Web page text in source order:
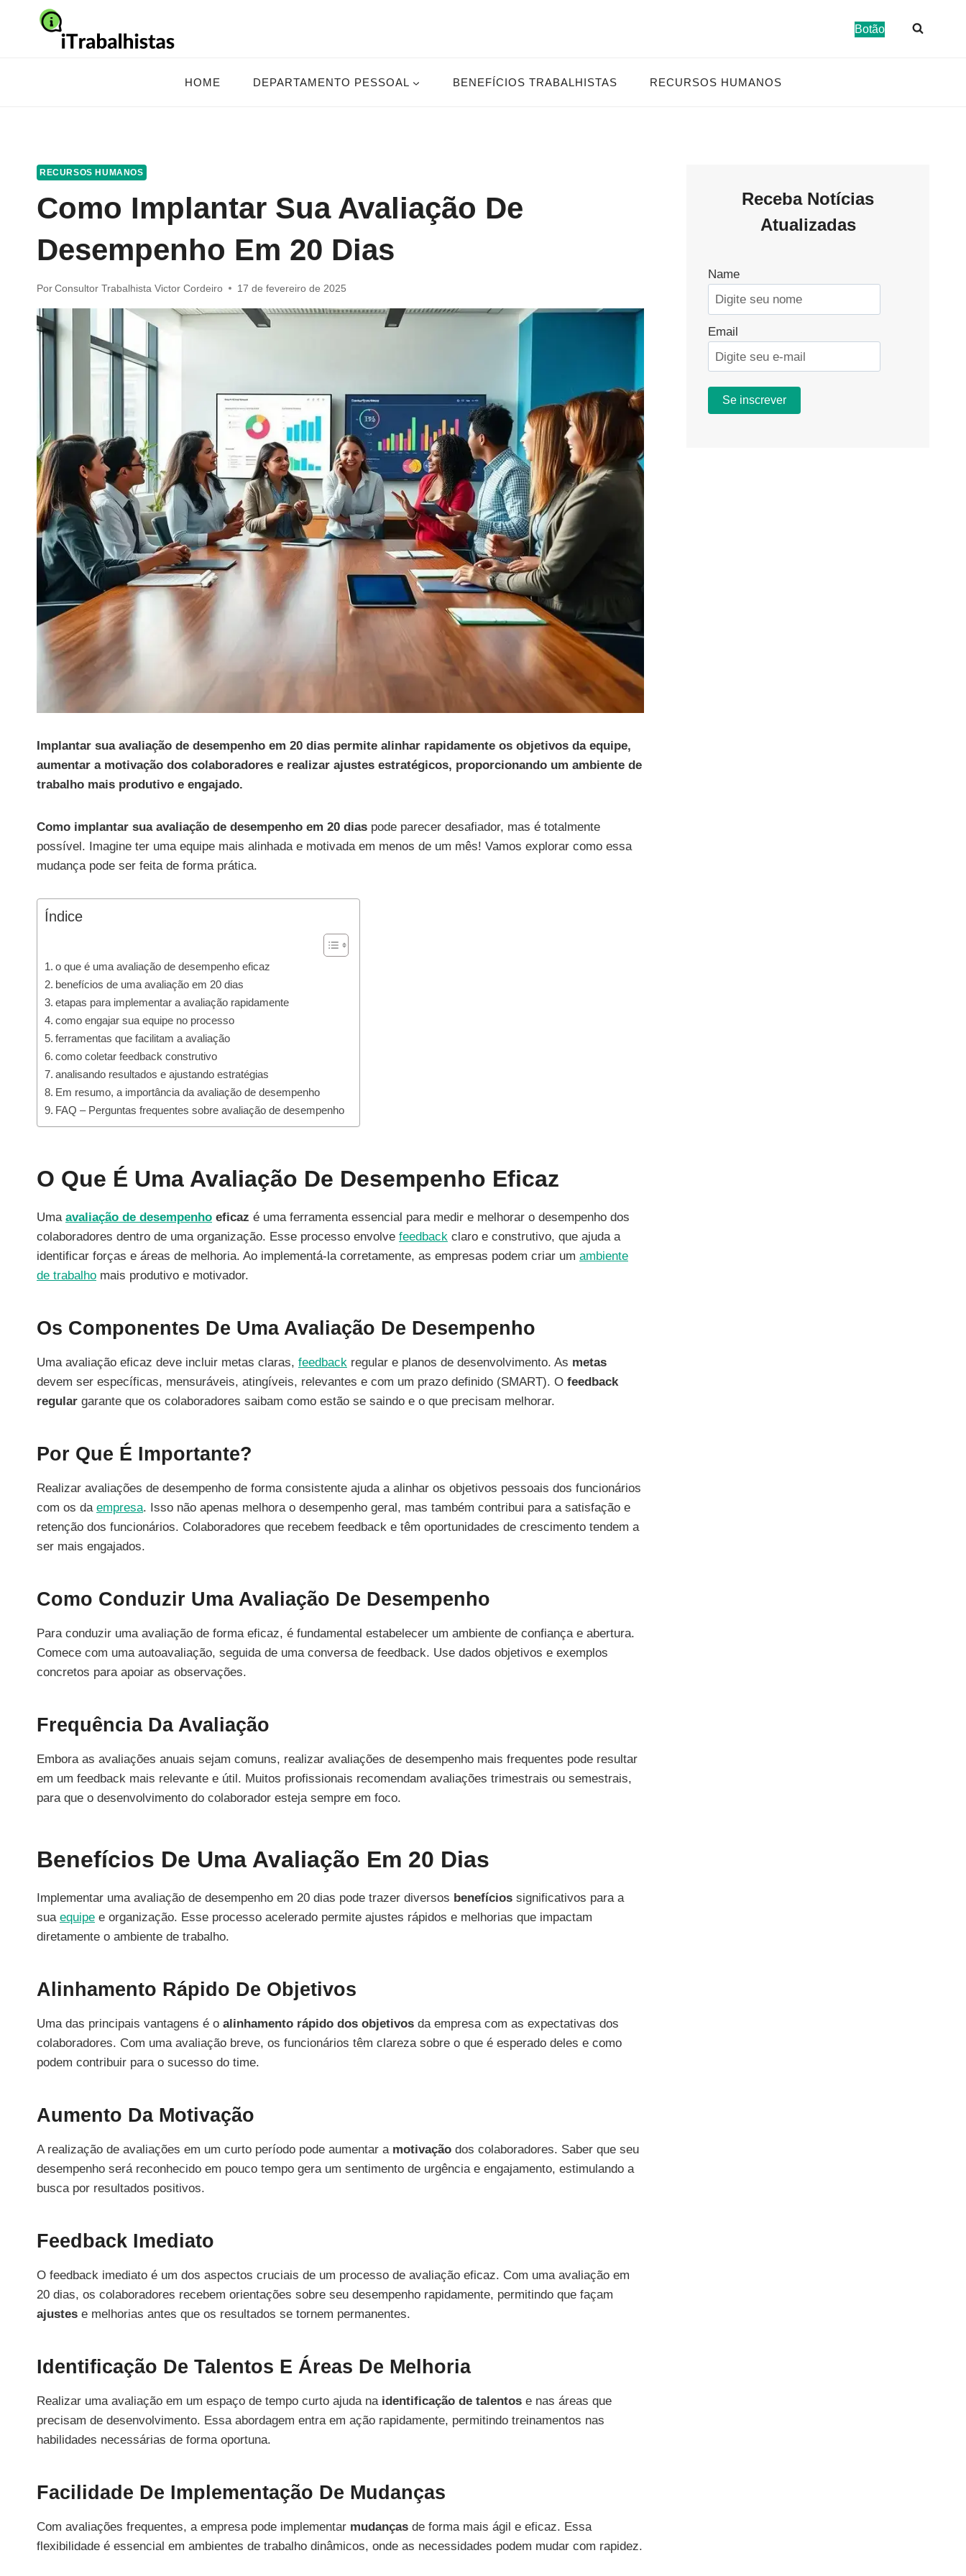
Botão
HOME DEPARTAMENTO PESSOAL BENEFÍCIOS TRABALHISTAS RECURSOS HUMANOS
RECURSOS HUMANOS
Como Implantar Sua Avaliação De
Desempenho Em 20 Dias
Por Consultor Trabalhista Victor Cordeiro 17 de fevereiro de 2025
Implantar sua avaliação de desempenho em 20 dias permite alinhar rapidamente os objetivos da equipe,
aumentar a motivação dos colaboradores e realizar ajustes estratégicos, proporcionando um ambiente de
trabalho mais produtivo e engajado.
Como implantar sua avaliação de desempenho em 20 dias pode parecer desafiador, mas é totalmente
possível. Imagine ter uma equipe mais alinhada e motivada em menos de um mês! Vamos explorar como essa
mudança pode ser feita de forma prática.
Índice
o que é uma avaliação de desempenho eficaz
benefícios de uma avaliação em 20 dias
etapas para implementar a avaliação rapidamente
como engajar sua equipe no processo
ferramentas que facilitam a avaliação
como coletar feedback construtivo
analisando resultados e ajustando estratégias
Em resumo, a importância da avaliação de desempenho
FAQ – Perguntas frequentes sobre avaliação de desempenho
O Que É Uma Avaliação De Desempenho Eficaz
Uma avaliação de desempenho eficaz é uma ferramenta essencial para medir e melhorar o desempenho dos
colaboradores dentro de uma organização. Esse processo envolve feedback claro e construtivo, que ajuda a
identificar forças e áreas de melhoria. Ao implementá-la corretamente, as empresas podem criar um ambiente
de trabalho mais produtivo e motivador.
Os Componentes De Uma Avaliação De Desempenho
Uma avaliação eficaz deve incluir metas claras, feedback regular e planos de desenvolvimento. As metas
devem ser específicas, mensuráveis, atingíveis, relevantes e com um prazo definido (SMART). O feedback
regular garante que os colaboradores saibam como estão se saindo e o que precisam melhorar.
Por Que É Importante?
Realizar avaliações de desempenho de forma consistente ajuda a alinhar os objetivos pessoais dos funcionários
com os da empresa. Isso não apenas melhora o desempenho geral, mas também contribui para a satisfação e
retenção dos funcionários. Colaboradores que recebem feedback e têm oportunidades de crescimento tendem a
ser mais engajados.
Como Conduzir Uma Avaliação De Desempenho
Para conduzir uma avaliação de forma eficaz, é fundamental estabelecer um ambiente de confiança e abertura.
Comece com uma autoavaliação, seguida de uma conversa de feedback. Use dados objetivos e exemplos
concretos para apoiar as observações.
Frequência Da Avaliação
Embora as avaliações anuais sejam comuns, realizar avaliações de desempenho mais frequentes pode resultar
em um feedback mais relevante e útil. Muitos profissionais recomendam avaliações trimestrais ou semestrais,
para que o desenvolvimento do colaborador esteja sempre em foco.
Benefícios De Uma Avaliação Em 20 Dias
Implementar uma avaliação de desempenho em 20 dias pode trazer diversos benefícios significativos para a
sua equipe e organização. Esse processo acelerado permite ajustes rápidos e melhorias que impactam
diretamente o ambiente de trabalho.
Alinhamento Rápido De Objetivos
Uma das principais vantagens é o alinhamento rápido dos objetivos da empresa com as expectativas dos
colaboradores. Com uma avaliação breve, os funcionários têm clareza sobre o que é esperado deles e como
podem contribuir para o sucesso do time.
Aumento Da Motivação
A realização de avaliações em um curto período pode aumentar a motivação dos colaboradores. Saber que seu
desempenho será reconhecido em pouco tempo gera um sentimento de urgência e engajamento, estimulando a
busca por resultados positivos.
Feedback Imediato
O feedback imediato é um dos aspectos cruciais de um processo de avaliação eficaz. Com uma avaliação em
20 dias, os colaboradores recebem orientações sobre seu desempenho rapidamente, permitindo que façam
ajustes e melhorias antes que os resultados se tornem permanentes.
Identificação De Talentos E Áreas De Melhoria
Realizar uma avaliação em um espaço de tempo curto ajuda na identificação de talentos e nas áreas que
precisam de desenvolvimento. Essa abordagem entra em ação rapidamente, permitindo treinamentos nas
habilidades necessárias de forma oportuna.
Facilidade De Implementação De Mudanças
Com avaliações frequentes, a empresa pode implementar mudanças de forma mais ágil e eficaz. Essa
flexibilidade é essencial em ambientes de trabalho dinâmicos, onde as necessidades podem mudar com rapidez.
Receba Notícias
Atualizadas
Name
Email